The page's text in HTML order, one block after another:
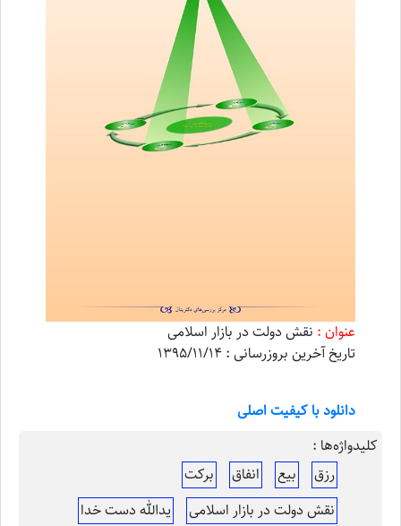
عنوان : نقش دولت در بازار اسلامی
تاریخ آخرین بروزرسانی : 1395/11/14
دانلود با کیفیت اصلی
کلیدواژه‌ها :
رزق
بیع انفاق
برکت
نقش دولت در بازار اسلامی
یدالله دست خدا